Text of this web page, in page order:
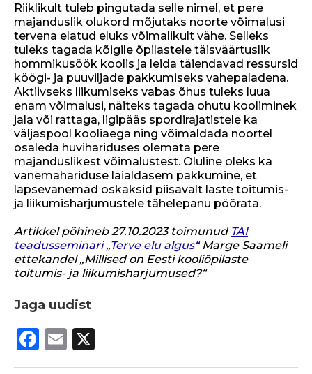
Riiklikult tuleb pingutada selle nimel, et pere
majanduslik olukord mõjutaks noorte võimalusi
tervena elatud eluks võimalikult vähe. Selleks
tuleks tagada kõigile õpilastele täisväärtuslik
hommikusöök koolis ja leida täiendavad ressursid
köögi- ja puuviljade pakkumiseks vahepaladena.
Aktiivseks liikumiseks vabas õhus tuleks luua
enam võimalusi, näiteks tagada ohutu kooliminek
jala või rattaga, ligipääs spordirajatistele ka
väljaspool kooliaega ning võimaldada noortel
osaleda huvihariduses olemata pere
majanduslikest võimalustest. Oluline oleks ka
vanemahariduse laialdasem pakkumine, et
lapsevanemad oskaksid piisavalt laste toitumis-
ja liikumisharjumustele tähelepanu pöörata.
Artikkel põhineb 27.10.2023 toimunud TAI
teadusseminari „Terve elu algus“Marge Saameli
ettekandel „Millised on Eesti kooliõpilaste
toitumis- ja liikumisharjumused?“
Jaga uudist
F
a
E
m